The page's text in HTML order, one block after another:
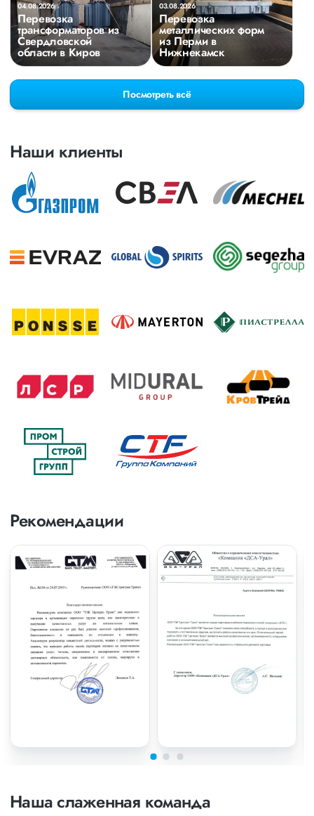
04.08.2026
Перевозка
трансформаторов из
Свердловской
области в Киров
03.08.2026
Перевозка
металлических форм
из Перми в
Нижнекамск
Посмотреть всё
Наши клиенты
Рекомендации
Наша слаженная команда